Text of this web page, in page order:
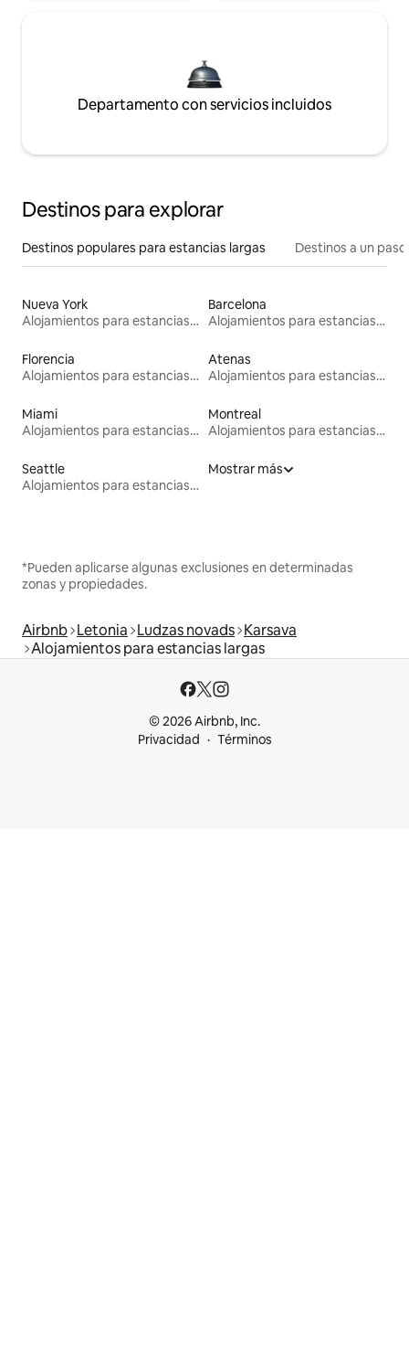
Departamento con servicios incluidos
Destinos para explorar
Destinos populares para estancias largas Destinos a un
Nueva York
Alojamientos para estancias largas
Barcelona
Alojamientos para estancias largas
Florencia
Alojamientos para estancias largas
Atenas
Alojamientos para estancias largas
Miami
Alojamientos para estancias largas
Montreal
Alojamientos para estancias largas
Seattle
Alojamientos para estancias largas
Mostrar más
*Pueden aplicarse algunas exclusiones en determinadas
zonas y propiedades.
Airbnb Letonia Ludzas novads Karsava
Alojamientos para estancias largas
© 2026 Airbnb, Inc.
Privacidad
Términos